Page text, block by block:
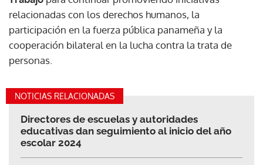
relacionadas con los derechos humanos, la
participación en la fuerza pública panameña y la
cooperación bilateral en la lucha contra la trata de
personas.
NOTICIAS RELACIONADAS
Directores de escuelas y autoridades
educativas dan seguimiento al inicio del año
escolar 2024